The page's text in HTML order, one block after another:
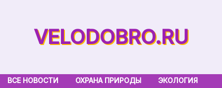
VELODOBRO.RU
ВСЕ НОВОСТИ ОХРАНА ПРИРОДЫ
ЭКОЛОГИЯ